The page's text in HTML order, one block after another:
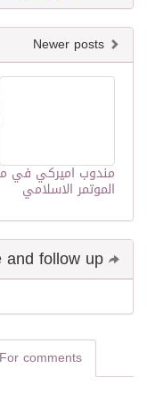
مندوب اميركي في
الموتمر الاسلامي
For comments